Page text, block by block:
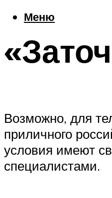
Меню
Возможно, для
приличного
условия имеют
специалистами.